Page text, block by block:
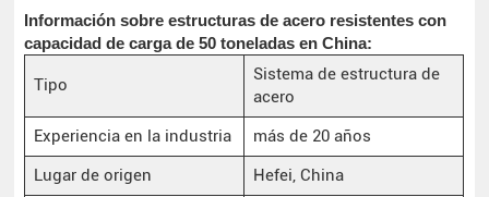
Información sobre estructuras de acero resistentes con
capacidad de carga de 50 toneladas en China:
Tipo
Sistema de estructura de
acero
Experiencia en la industria
más de 20 años
Lugar de origen
Hefei, China